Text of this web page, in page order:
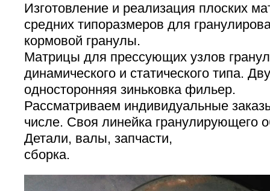
Изготовление и реализация плоских
средних типоразмеров для
кормовой гранулы.
Матрицы для прессующих узлов
динамического и статического типа.
односторонняя зиньковка фильер.
Рассматриваем индивидуальные
числе. Своя линейка гранулирующего
Детали, валы, запчасти,
сборка.